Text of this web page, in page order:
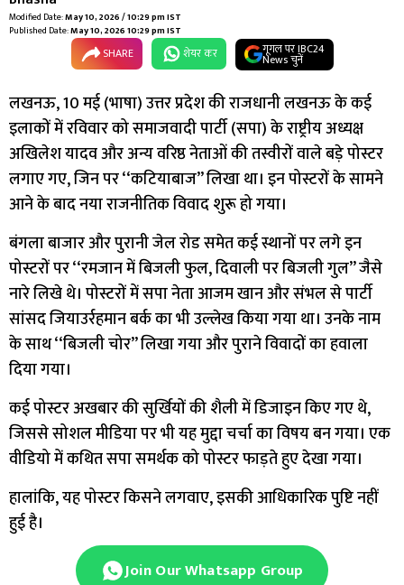
Modified Date:May 10, 2026 / 10:29 pm IST
Published Date:May 10, 2026 10:29 pm IST
SHARE शेयर कर गूगल पर IBC24
News चुनें
लखनऊ, 10 मई (भाषा) उत्तर प्रदेश की राजधानी लखनऊ के कई
इलाकों में रविवार को समाजवादी पार्टी (सपा) के राष्ट्रीय अध्यक्ष
अखिलेश यादव और अन्य वरिष्ठ नेताओं की तस्वीरों वाले बड़े पोस्टर
लगाए गए, जिन पर ‘‘कटियाबाज’’ लिखा था। इन पोस्टरों के सामने
आने के बाद नया राजनीतिक विवाद शुरू हो गया।
बंगला बाजार और पुरानी जेल रोड समेत कई स्थानों पर लगे इन
पोस्टरों पर ‘‘रमजान में बिजली फुल, दिवाली पर बिजली गुल’’ जैसे
नारे लिखे थे। पोस्टरों में सपा नेता आजम खान और संभल से पार्टी
सांसद जियाउर्रहमान बर्क का भी उल्लेख किया गया था। उनके नाम
के साथ ‘‘बिजली चोर’’ लिखा गया और पुराने विवादों का हवाला
दिया गया।
कई पोस्टर अखबार की सुर्खियों की शैली में डिजाइन किए गए थे,
जिससे सोशल मीडिया पर भी यह मुद्दा चर्चा का विषय बन गया। एक
वीडियो में कथित सपा समर्थक को पोस्टर फाड़ते हुए देखा गया।
हालांकि, यह पोस्टर किसने लगवाए, इसकी आधिकारिक पुष्टि नहीं
हुई है।
Join Our Whatsapp Group